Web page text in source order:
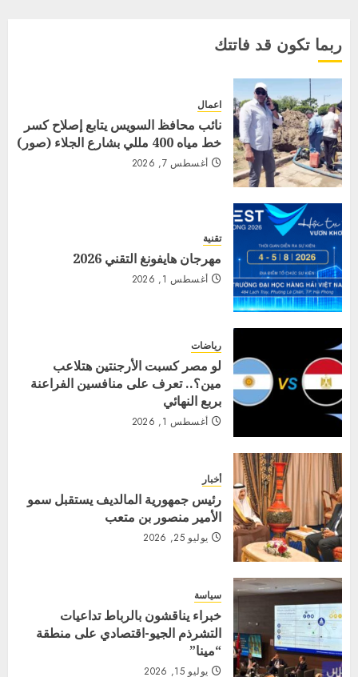
ربما تكون قد فاتتك
اعمال
نائب محافظ السويس يتابع إصلاح كسر
خط مياه 400 مللي بشارع الجلاء (صور)
أغسطس 7, 2026
تقنية
مهرجان هايفونغ التقني 2026
أغسطس 1, 2026
رياضات
لو مصر كسبت الأرجنتين هتلاعب
مين؟.. تعرف على منافسين الفراعنة
بربع النهائي
أغسطس 1, 2026
أخبار
رئيس جمهورية المالديف يستقبل سمو
الأمير منصور بن متعب
يوليو 25, 2026
سياسة
خبراء يناقشون بالرباط تداعيات
التشرذم الجيو-اقتصادي على منطقة
“مينا”
يوليو 15, 2026